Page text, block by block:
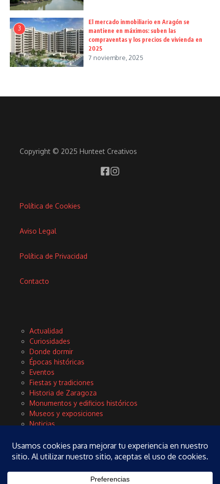
3
El mercado inmobiliario en Aragón se
mantiene en máximos: suben las
compraventas y los precios de vivienda en
2025
7 noviembre, 2025
Copyright © 2025 Hunteet Creativos
Política de Cookies
Aviso Legal
Política de Privacidad
Contacto
Actualidad
Curiosidades
Donde dormir
Épocas históricas
Eventos
Fiestas y tradiciones
Historia de Zaragoza
Monumentos y edificios históricos
Museos y exposiciones
Noticias
Rinconces con encanto
Tours y excursiones